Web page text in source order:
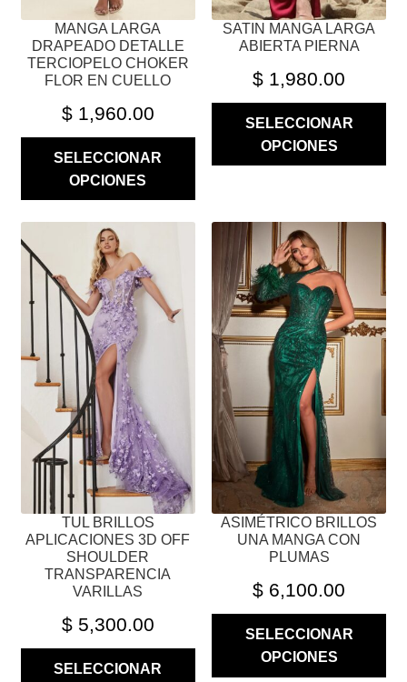
MANGA LARGA
DRAPEADO DETALLE
TERCIOPELO CHOKER
FLOR EN CUELLO
$1,960.00
SELECCIONAR
OPCIONES
PRODUCTO
SATIN MANGA LARGA
ABIERTA PIERNA
$ 1,980.00
SELECCIONAR
OPCIONES
PÁGINA
DE
TUL BRILLOS
APLICACIONES 3D OFF
SHOULDER
TRANSPARENCIA
VARILLAS
$5,300.00
SELECCIONAR
PRODUCTO
TIENE
MÚLTIPLES
VARIANTES.
LAS
OPCIONES
SE
PUEDEN
ELEGIR
EN
PÁGINA
PRODUCTO
ASIMÉTRICO BRILLOS
UNA MANGA CON
PLUMAS
$ 6,100.00
SELECCIONAR
OPCIONES
ESTE
PRODUCTO
TIENE
MÚLTIPLES
VARIANTES.
LAS
OPCIONES
SE
PUEDEN
ELEGIR
EN
LA
PÁGINA
DE
PRODUCTO